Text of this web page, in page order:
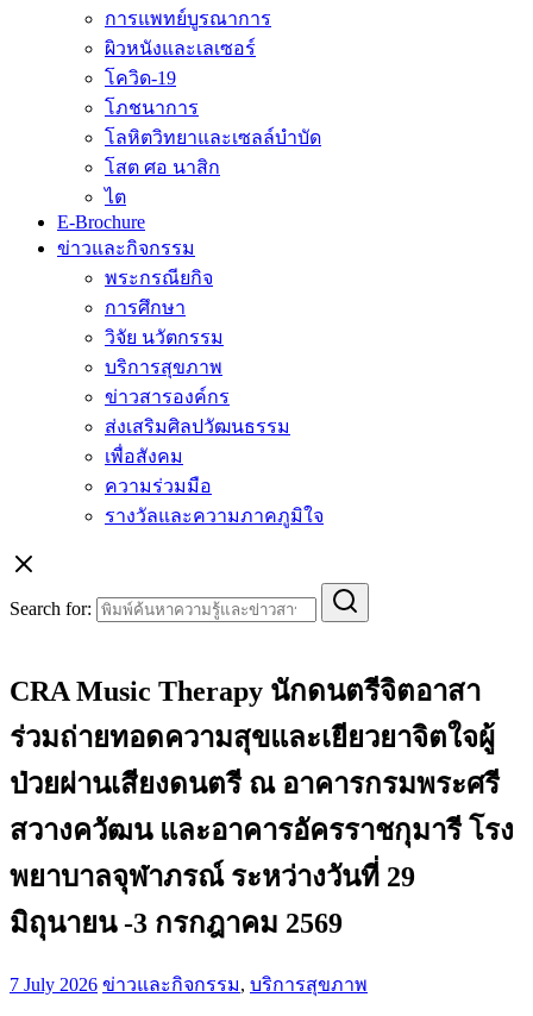
การแพทย์บูรณาการ
ผิวหนังและเลเซอร์
โควิด-19
โภชนาการ
โลหิตวิทยาและเซลล์บำบัด
โสต ศอ นาสิก
ไต
E-Brochure
ข่าวและกิจกรรม
พระกรณียกิจ
การศึกษา
วิจัย นวัตกรรม
บริการสุขภาพ
ข่าวสารองค์กร
ส่งเสริมศิลปวัฒนธรรม
เพื่อสังคม
ความร่วมมือ
รางวัลและความภาคภูมิใจ
Search for:
CRA Music Therapy นักดนตรีจิตอาสา
ร่วมถ่ายทอดความสุขและเยียวยาจิตใจผู้
ป่วยผ่านเสียงดนตรี ณ อาคารกรมพระศรี
สวางควัฒน และอาคารอัครราชกุมารี โรง
พยาบาลจุฬาภรณ์ ระหว่างวันที่ 29
มิถุนายน -3 กรกฎาคม 2569
7 July 2026 ข่าวและกิจกรรม, บริการสุขภาพ